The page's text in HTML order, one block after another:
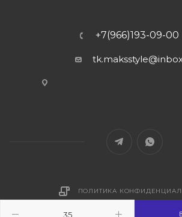
+7(966)193-09-00
ПОЛИТИКА